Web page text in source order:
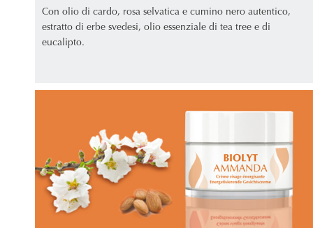
Con olio di cardo, rosa selvatica e cumino nero autentico,
estratto di erbe svedesi, olio essenziale di tea tree e di
eucalipto.